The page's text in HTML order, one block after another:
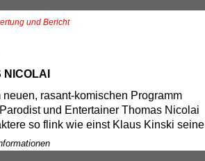
ab 26,00€
291069Unbespielbarkeit des Platzes?
temporeiches, knallhartes und
(Lausitzer Rundschau) Genau!
ab 26,00€
und Bericht
neuen, rasant-komischen Programm
und Entertainer Thomas Nicolai
so flink wie einst Klaus Kinski seine
personifizierte „Kessel Buntes“
Figuren in Szenen, die